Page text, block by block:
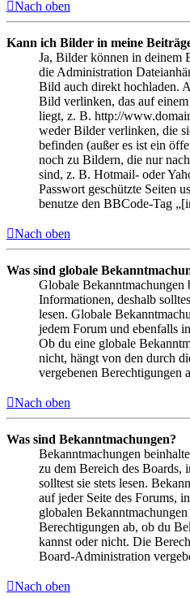
Nach oben
Kann ich Bilder in meine
Ja, Bilder können in deinem
die Administration
Bild auch direkt hochladen.
Bild verlinken, das auf
liegt, z. B. http://
weder Bilder verlinken, die
befinden (außer es ist ein
noch zu Bildern, die nur
sind, z. B. Hotmail- oder
Passwort geschützte Seiten
benutze den BBCode-Tag
Nach oben
Was sind globale
Globale Bekanntmachungen
Informationen, deshalb
lesen. Globale
jedem Forum und ebenfalls
Ob du eine globale
nicht, hängt von den durch
vergebenen Berechtigungen
Nach oben
Was sind Bekanntmachungen?
Bekanntmachungen
zu dem Bereich des Boards,
solltest sie stets lesen.
auf jeder Seite des Forums,
globalen
Berechtigungen ab, ob du
kannst oder nicht. Die
Board-Administration
Nach oben